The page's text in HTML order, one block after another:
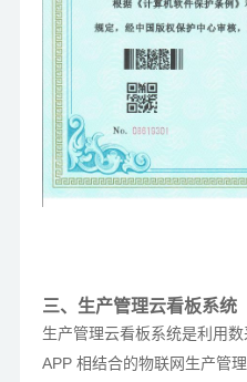
三、生产管理云看板系统
生产管理云看板系统是利用
APP 相结合的物联网生产管